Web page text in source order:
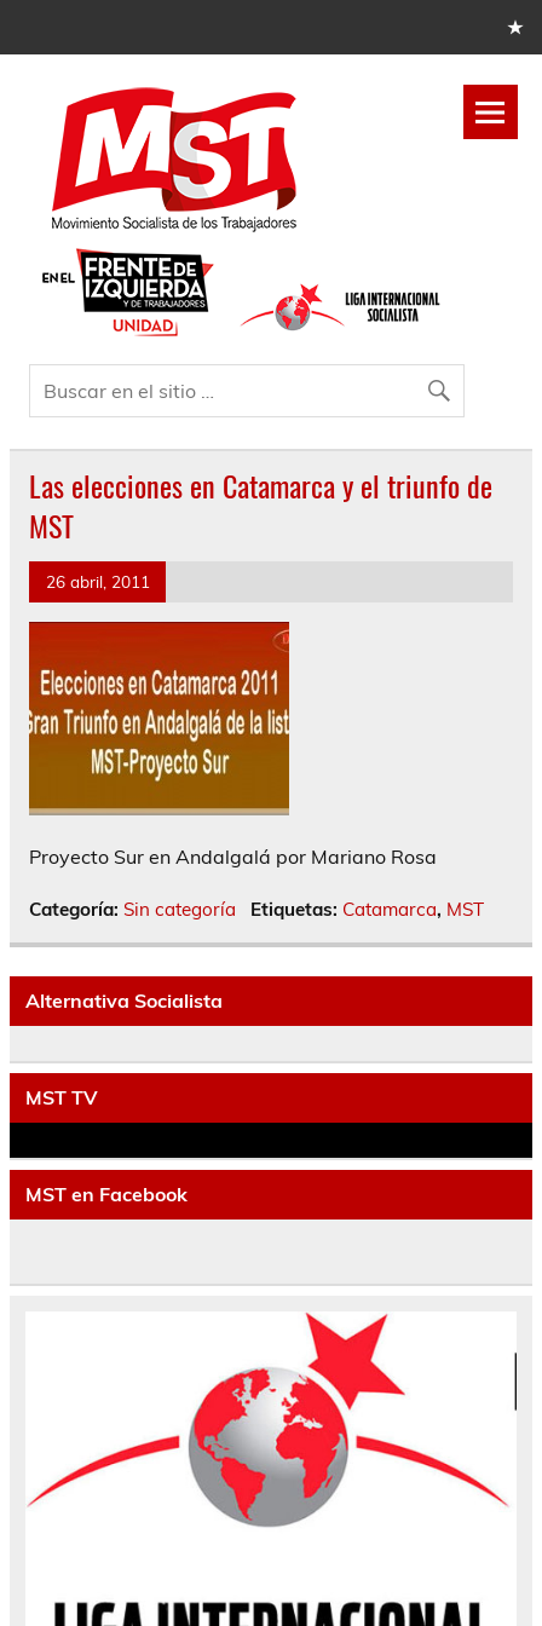
Las elecciones en Catamarca y el triunfo de
MST
26 abril, 2011
Proyecto Sur en Andalgalá por Mariano Rosa
Categoría: Sin categoría Etiquetas: Catamarca, MST
Alternativa Socialista
MST TV
MST en Facebook